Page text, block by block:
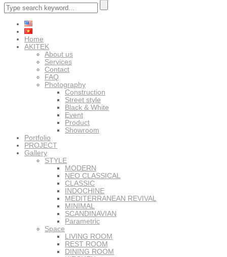
Home
AKITEK
About us
Services
Contact
FAQ
Photography
Construction
Street style
Black & White
Event
Product
Showroom
Portfolio
PROJECT
Gallery
STYLE
MODERN
NEO CLASSICAL
CLASSIC
INDOCHINE
MEDITERRANEAN REVIVAL
MINIMAL
SCANDINAVIAN
Parametric
Space
LIVING ROOM
REST ROOM
DINING ROOM